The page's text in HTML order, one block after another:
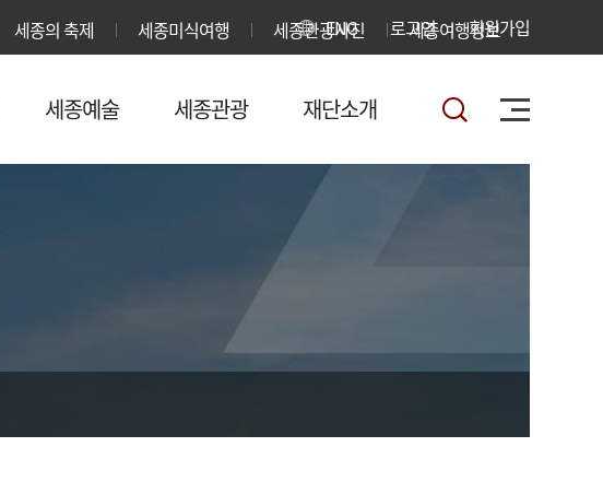
세종의 축제 세종미식여행 세종관광사진 세종여행정보
ENG 로그인 회원가입
세종예술 세종관광 재단소개